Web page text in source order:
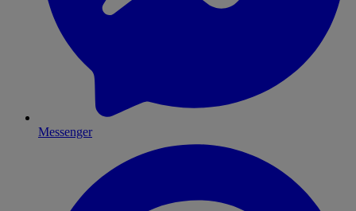
Messenger